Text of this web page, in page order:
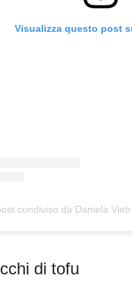
Visualizza questo post
condiviso da Daniela
di tofu